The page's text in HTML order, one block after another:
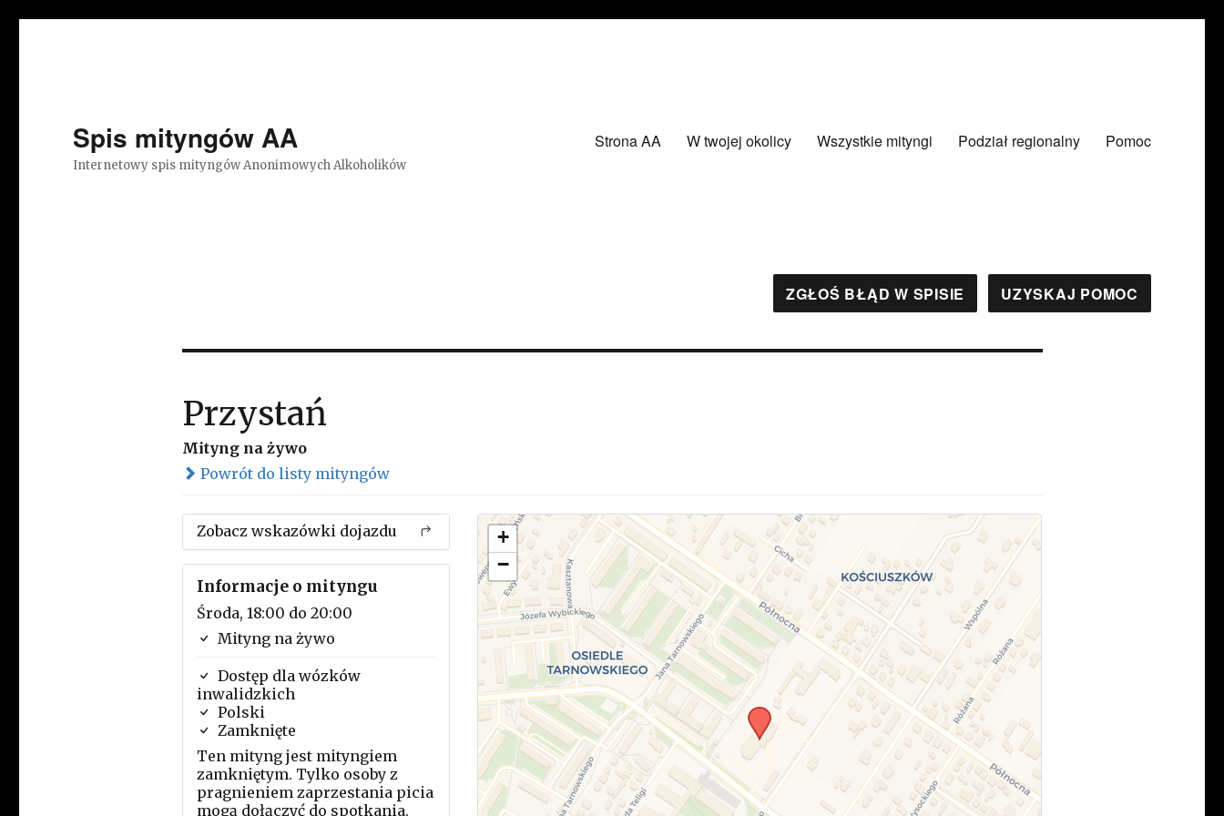
Spis mityngów AA
Internetowy spis mityngów Anonimowych Alkoholików
Strona AA W twojej okolicy Wszystkie mityngi Podział regionalny Pomoc
ZGŁOŚ BŁĄD W SPISIE UZYSKAJ POMOC
Przystań
Mityng na żywo
Powrót do listy mityngów
Zobacz wskazówki dojazdu
Informacje o mityngu
Środa, 18:00 do 20:00
Mityng na żywo
Dostęp dla wózków
inwalidzkich
Polski
Zamknięte
Ten mityng jest mityngiem
zamkniętym. Tylko osoby z
pragnieniem zaprzestania picia
mogą dołączyć do spotkania.
+
−